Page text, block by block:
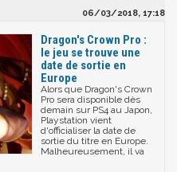
06/03/2018, 17:18
Dragon's Crown Pro :
le jeu se trouve une
date de sortie en
Europe
Alors que Dragon's Crown
Pro sera disponible dès
demain sur PS4 au Japon,
Playstation vient
d'officialiser la date de
sortie du titre en Europe.
Malheureusement, il va